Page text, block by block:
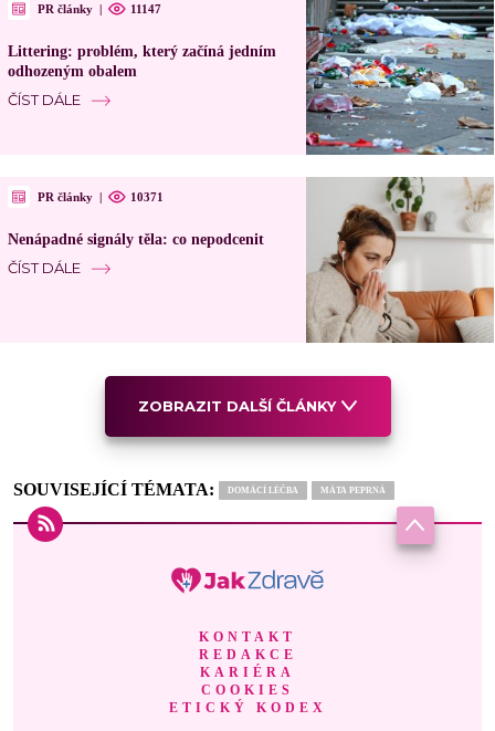
PR články | 11147
Littering: problém, který začíná jedním
odhozeným obalem
ČÍST DÁLE
PR články | 10371
Nenápadné signály těla: co nepodcenit
ČÍST DÁLE
ZOBRAZIT DALŠÍ ČLÁNKY
SOUVISEJÍCÍ TÉMATA: DOMÁCÍ LÉČBA MÁTA PEPRNÁ
KONTAKT
REDAKCE
KARIÉRA
COOKIES
ETICKÝ KODEX